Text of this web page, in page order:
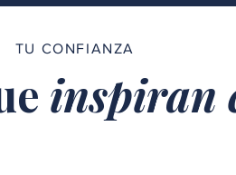
TU CONFIANZA
inspiran